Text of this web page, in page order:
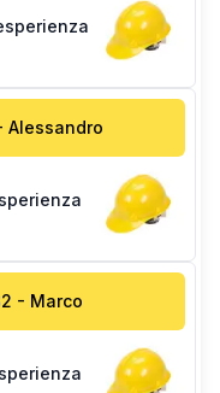
Alessandro
- Marco